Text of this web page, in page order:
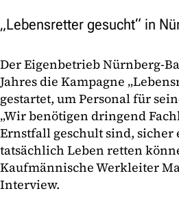
„Lebensretter gesucht“ in
Der Eigenbetrieb Nürnberg-
Jahres die Kampagne
gestartet, um Personal für
„Wir benötigen dringend
Ernstfall geschult sind,
tatsächlich Leben retten
Kaufmännische Werkleiter
Interview.